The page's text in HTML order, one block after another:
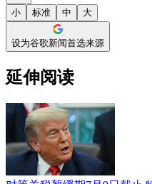
小 标准 中 大
设为谷歌新闻首选来源
延伸阅读